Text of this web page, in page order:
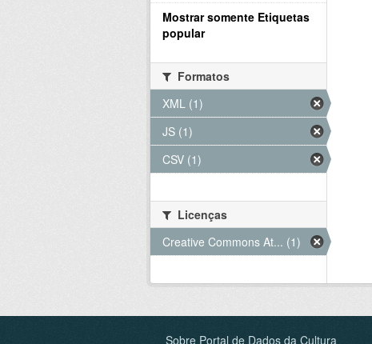
Mostrar somente Etiquetas
popular
Formatos
XML (1)
JS (1)
CSV (1)
Licenças
Creative Commons At... (1)
Sobre Portal de Dados da Cultura